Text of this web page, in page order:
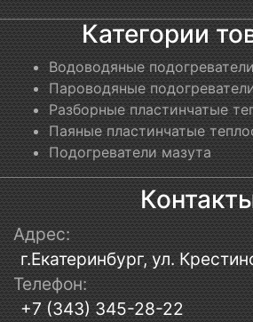
Категории
Водоводяные
Пароводяные
Разборные пластинчатые
Паяные пластинчатые
Подогреватели мазута
Адрес:
г.Екатеринбург, ул.
Телефон:
+7 (343) 345-28-22